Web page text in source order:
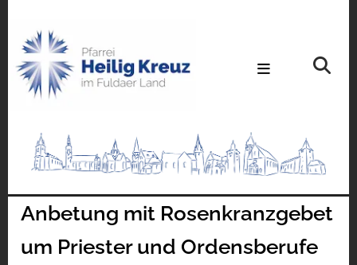
Anbetung mit Rosenkranzgebet
um Priester und Ordensberufe